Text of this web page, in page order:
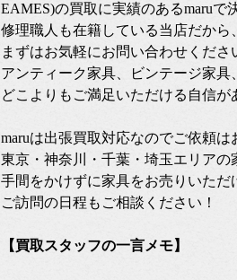
EAMES)の買取に実績のあるmaruで
修理職人も在籍している当店だから
まずはお気軽にお問い合わせくださ
アンティーク家具、ビンテージ家
どこよりもご満足いただける自信が
maruは出張買取対応なのでご依頼は
東京・神奈川・千葉・埼玉エリアの
手間をかけずに家具をお売りいただ
ご訪問の日程もご相談ください！
【買取スタッフの一言メモ】